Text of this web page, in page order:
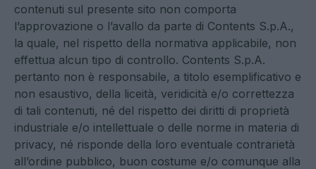
contenuti sul presente sito non comporta
l’approvazione o l’avallo da parte di Contents S.p.A.,
la quale, nel rispetto della normativa applicabile, non
effettua alcun tipo di controllo. Contents S.p.A.
pertanto non è responsabile, a titolo esemplificativo e
non esaustivo, della liceità, veridicità e/o correttezza
di tali contenuti, né del rispetto dei diritti di proprietà
industriale e/o intellettuale o delle norme in materia di
privacy, né risponde della loro eventuale contrarietà
all’ordine pubblico, buon costume e/o comunque alla